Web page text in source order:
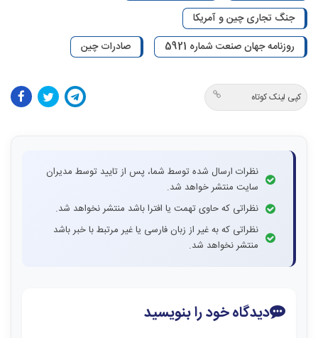
جنگ تجاری چین و آمریکا
روزنامه جهان صنعت شماره 5921
صادرات چین
کپی لینک کوتاه
نظرات ارسال شده توسط شما، پس از تایید توسط مدیران
سایت منتشر خواهد شد.
نظراتی که حاوی تهمت یا افترا باشد منتشر نخواهد شد.
نظراتی که به غیر از زبان فارسی یا غیر مرتبط با خبر باشد
منتشر نخواهد شد.
دیدگاه خود را بنویسید